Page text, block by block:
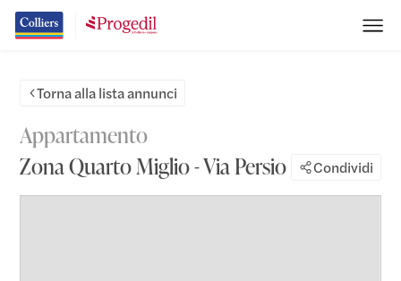
Torna alla lista annunci
Appartamento
Zona Quarto Miglio - Via Persio
Condividi